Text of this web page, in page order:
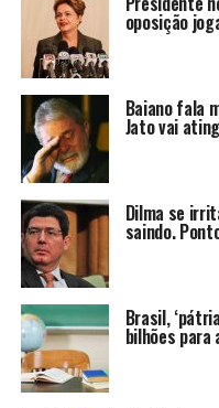
oposição
Baiano fala
Jato vai
Dilma se
saindo.
Brasil,
bilhões para